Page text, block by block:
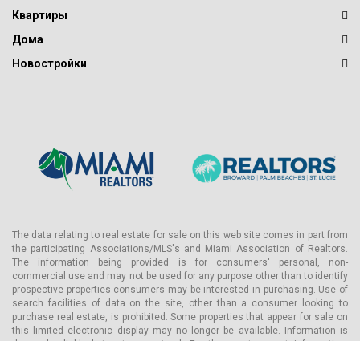
Квартиры
Дома
Новостройки
The data relating to real estate for sale on this web site comes in part from
the participating Associations/MLS's and Miami Association of Realtors.
The information being provided is for consumers' personal, non-
commercial use and may not be used for any purpose other than to identify
prospective properties consumers may be interested in purchasing. Use of
search facilities of data on the site, other than a consumer looking to
purchase real estate, is prohibited. Some properties that appear for sale on
this limited electronic display may no longer be available. Information is